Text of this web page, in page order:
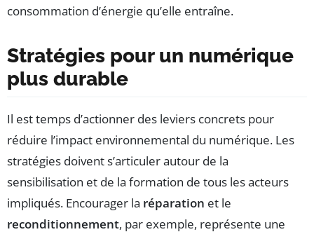
consommation d’énergie qu’elle entraîne.
Stratégies pour un numérique
plus durable
Il est temps d’actionner des leviers concrets pour
réduire l’impact environnemental du numérique. Les
stratégies doivent s’articuler autour de la
sensibilisation et de la formation de tous les acteurs
impliqués. Encourager la réparation et le
reconditionnement, par exemple, représente une